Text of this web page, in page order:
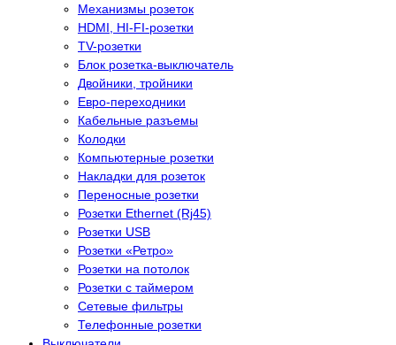
Механизмы розеток
HDMI, HI-FI-розетки
TV-розетки
Блок розетка-выключатель
Двойники, тройники
Евро-переходники
Кабельные разъемы
Колодки
Компьютерные розетки
Накладки для розеток
Переносные розетки
Розетки Ethernet (Rj45)
Розетки USB
Розетки «Ретро»
Розетки на потолок
Розетки с таймером
Сетевые фильтры
Телефонные розетки